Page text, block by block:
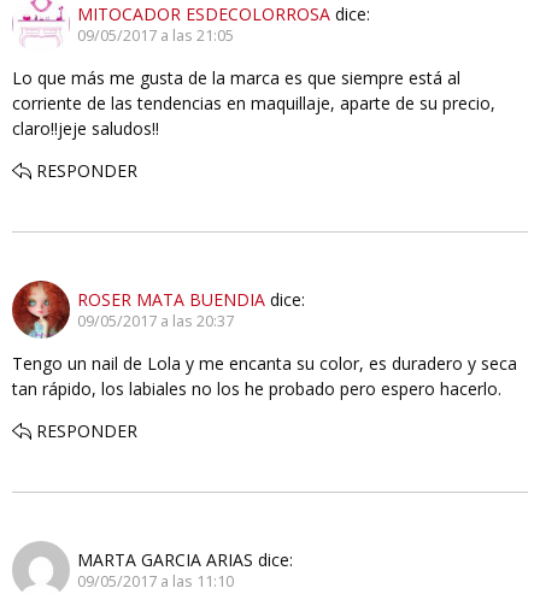
MITOCADOR ESDECOLORROSA dice:
09/05/2017 a las 21:05
Lo que más me gusta de la marca es que siempre está al
corriente de las tendencias en maquillaje, aparte de su precio,
claro!!jeje saludos!!
RESPONDER
ROSER MATA BUENDIA dice:
09/05/2017 a las 20:37
Tengo un nail de Lola y me encanta su color, es duradero y seca
tan rápido, los labiales no los he probado pero espero hacerlo.
RESPONDER
MARTA GARCIA ARIAS dice:
09/05/2017 a las 11:10